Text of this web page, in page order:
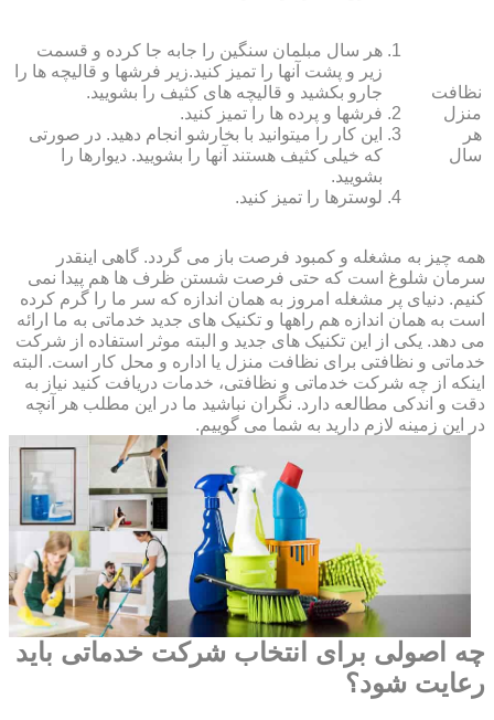
نظافت
منزل
هر
سال
هر سال مبلمان سنگین را جابه جا کرده و قسمت
زیر و پشت آنها را تمیز کنید.زیر فرش‏ها و قالیچه‏ ها را
جارو بکشید و قالیچه‏ های کثیف را بشویید.
فرش‏ها و پرده ‏ها را تمیز کنید.
این کار را می‏توانید با بخارشو انجام دهید. در صورتی
که خیلی کثیف هستند آنها را بشویید. دیوارها را
بشویید.
لوسترها را تمیز کنید.
همه چیز به مشغله و کمبود فرصت باز می گردد. گاهی اینقدر
سرمان شلوغ است که حتی فرصت شستن ظرف ها هم پیدا نمی
کنیم. دنیای پر مشغله امروز به همان اندازه که سر ما را گرم کرده
است به همان اندازه هم راهها و تکنیک های جدید خدماتی به ما ارائه
می دهد. یکی از این تکنیک های جدید و البته موثر استفاده از شرکت
خدماتی و نظافتی برای نظافت منزل یا اداره و محل کار است. البته
اینکه از چه شرکت خدماتی و نظافتی، خدمات دریافت کنید نیاز به
دقت و اندکی مطالعه دارد. نگران نباشید ما در این مطلب هر آنچه
در این زمینه لازم دارید به شما می گوییم.
چه اصولی برای انتخاب شرکت خدماتی باید
رعایت شود؟